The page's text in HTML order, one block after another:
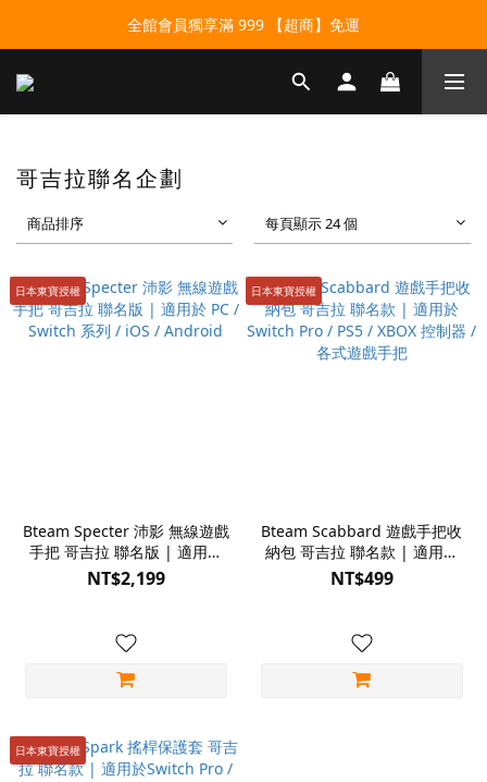
全館會員獨享滿 999 【超商】免運
哥吉拉聯名企劃
商品排序 每頁顯示 24 個
日本東寶授權
Bteam Specter 沛影 無線遊戲
手把 哥吉拉 聯名版 | 適用於
PC / Switch 系列 / iOS /
Android
NT$2,199
日本東寶授權
Bteam Scabbard 遊戲手把收
納包 哥吉拉 聯名款 | 適用於
Switch Pro / PS5 / XBOX 控制
器 / 各式遊戲手把
NT$499
日本東寶授權